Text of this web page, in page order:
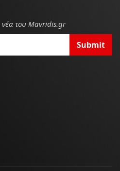
νέα του Mavridis.gr
Submit